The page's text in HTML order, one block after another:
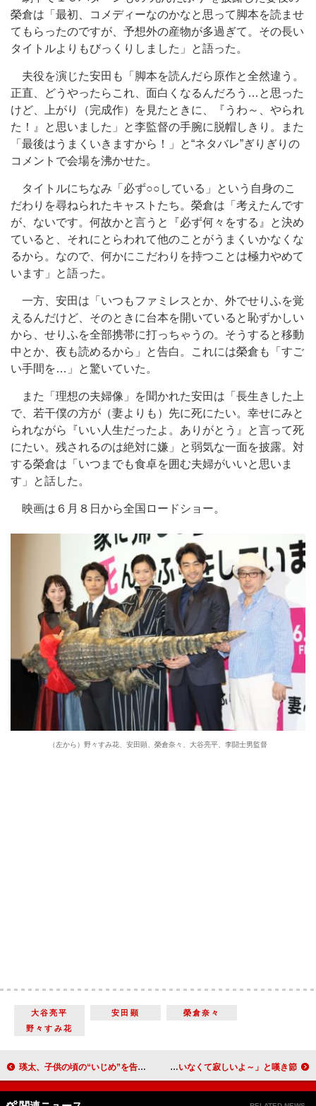
榮倉は「最初、コメディーなのかなと思って脚本を読ませ
てもらったのですが、予想外の産物が多過ぎて。その長い
タイトルよりもびっくりしました」と語った。
夫役を演じた安田も「脚本を読んだら原作と全然違う。
正直、どうやったらこれ、面白くなるんだろう…と思った
けど、上がり（完成作）を見たときに、『うわ～、やられ
た！』と思いました」と李監督の手腕に脱帽しきり。また
「最後はうまくいきますから！」と“ネタバレ”ぎりぎりの
コメントで会場を沸かせた。
タイトルにちなみ「必ず○○している」という自身のこ
だわりを尋ねられたキャストたち。榮倉は「考えたんです
が、ないです。何故かと言うと『必ず何々をする』と決め
ていると、それにとらわれて他のことがうまくいかなくな
るから。なので、何かにこだわりを持つことは極力やめて
います」と語った。
一方、安田は「いつもファミレスとか、外でせりふを覚
えるんだけど、そのときに台本を開いていると恥ずかしい
から、せりふを全部携帯に打っちゃうの。そうすると移動
中とか、夜も読めるから」と告白。これには榮倉も「すご
い手間を…」と驚いていた。
また「理想の夫婦像」を聞かれた安田は「長生きした上
で、若干僕の方が（妻よりも）先に死にたい。幸せにみと
られながら『いい人生だったよ。ありがとう』と言って死
にたい。残されるのは絶対に嫌」と弱気な一面を披露。対
する榮倉は「いつまでも食卓を囲む夫婦がいいと思いま
す」と話した。
映画は６月８日から全国ロードショー。
（左から）野々すみ花、安田顕、榮倉奈々、大谷亮平、李闘士男監督
大谷亮平 安田顕
榮倉奈々
野々すみ花
瑛太、子供の頃の“いじめ”を告白 「斗真とどっちが好き？」の結果にニンマリ 堤真一、家庭では「チャンネル権もありません」 「話せる相手がいなくて寂しいよ～」と嘆き節